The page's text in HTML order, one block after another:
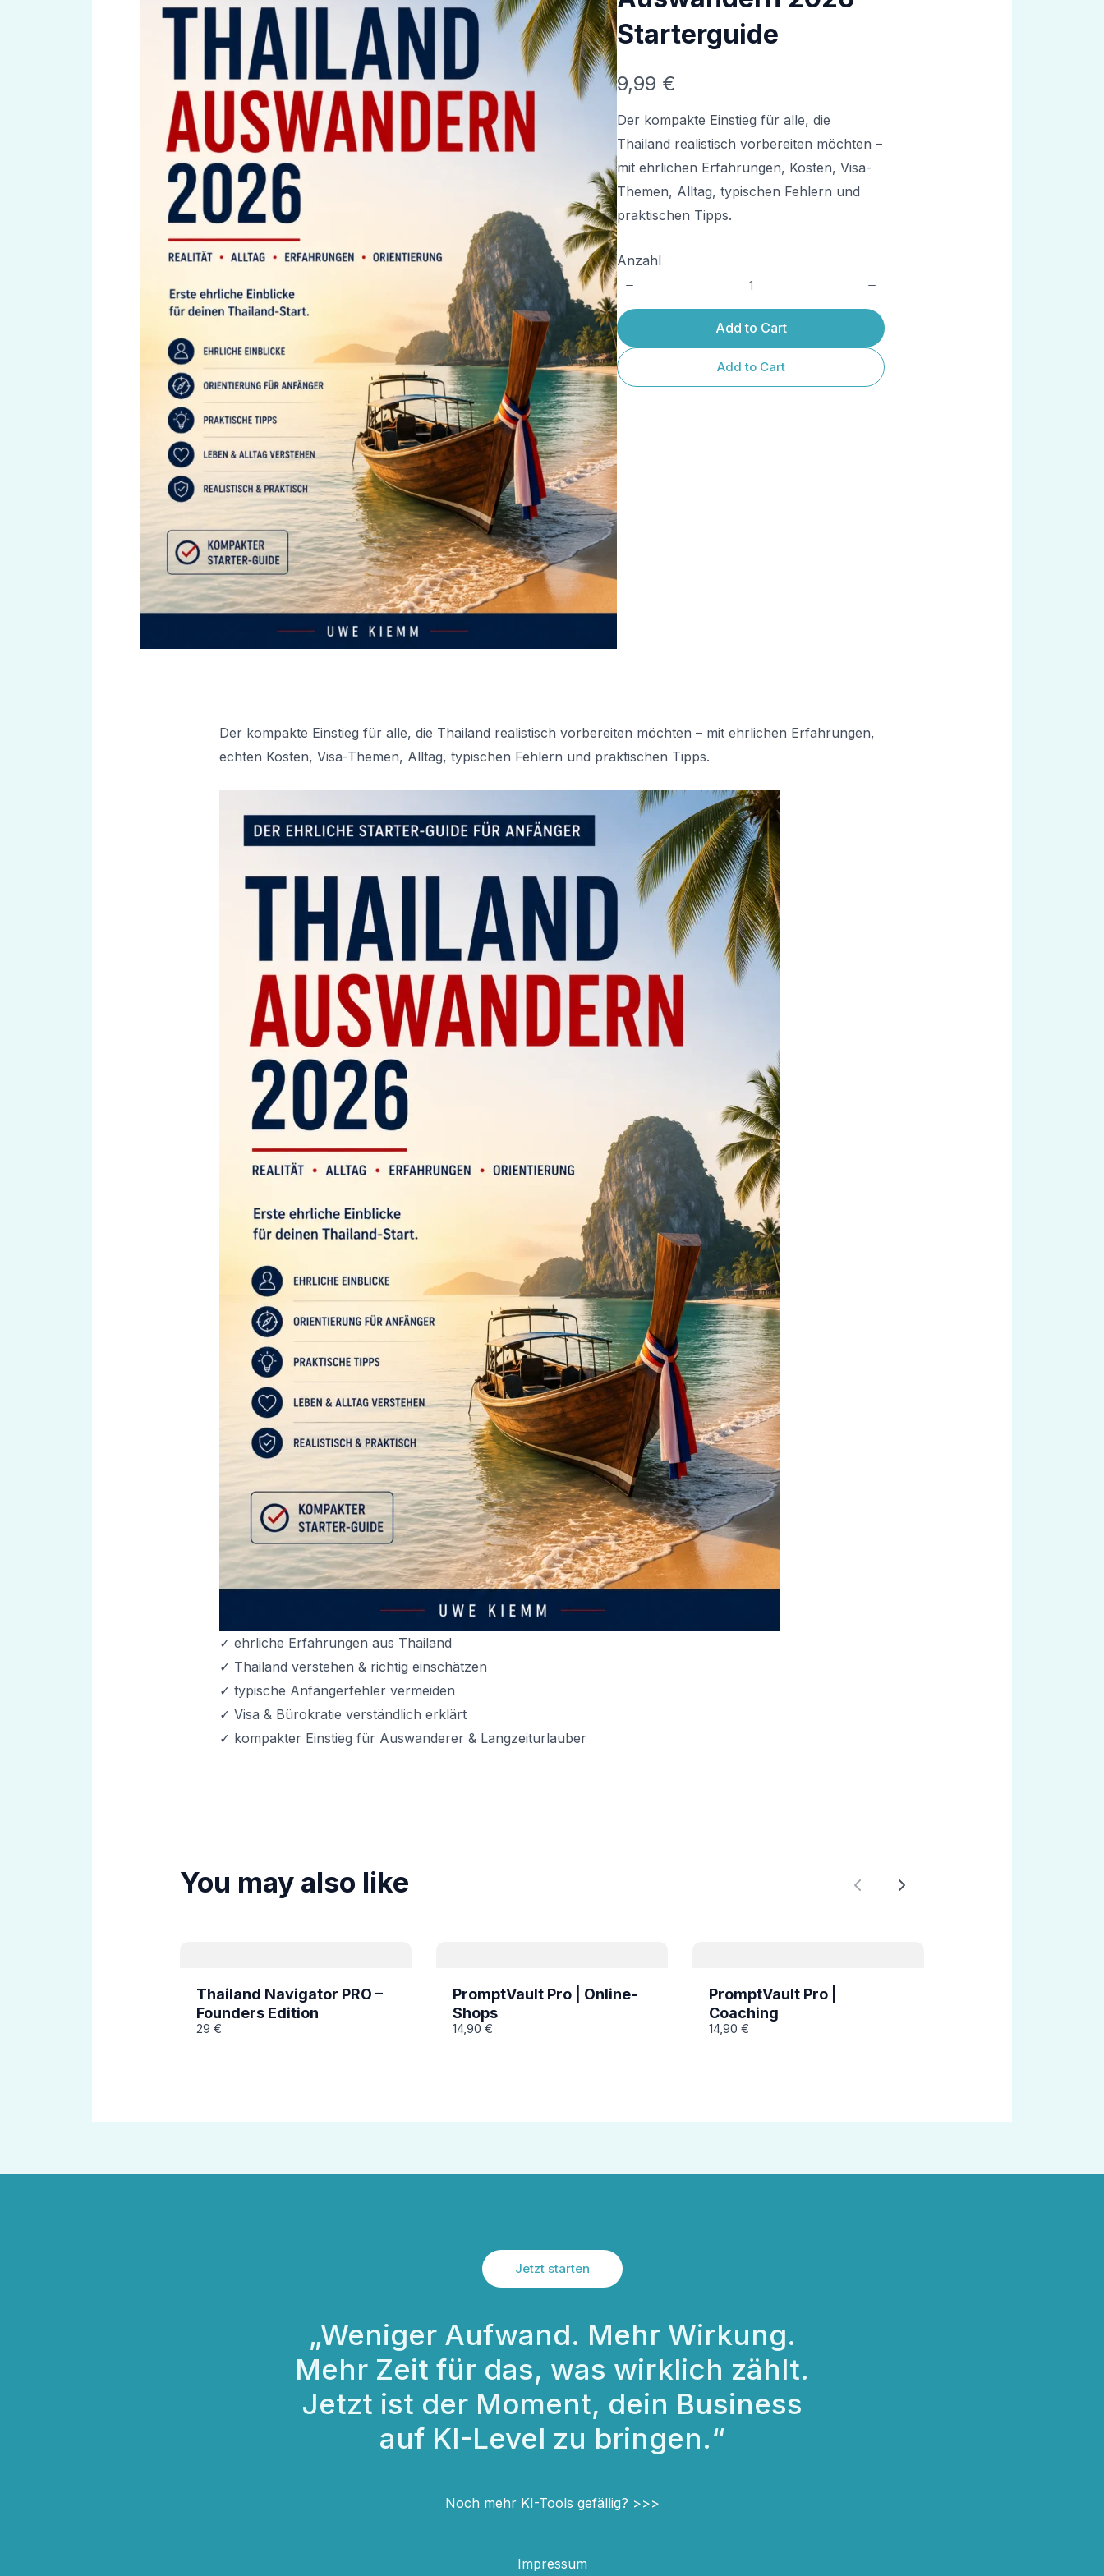
Starterguide
N
o
w
9,99 €
Der kompakte Einstieg für alle, die
Thailand realistisch vorbereiten möchten –
mit ehrlichen Erfahrungen, Kosten, Visa-
Themen, Alltag, typischen Fehlern und
praktischen Tipps.
Anzahl
Add to Cart
Add to Cart
Der kompakte Einstieg für alle, die Thailand realistisch vorbereiten möchten – mit ehrlichen Erfahrungen,
echten Kosten, Visa-Themen, Alltag, typischen Fehlern und praktischen Tipps.
✓ ehrliche Erfahrungen aus Thailand
✓ Thailand verstehen & richtig einschätzen
✓ typische Anfängerfehler vermeiden
✓ Visa & Bürokratie verständlich erklärt
✓ kompakter Einstieg für Auswanderer & Langzeiturlauber
You may also like
Thailand Navigator PRO –
Founders Edition
29 €
PromptVault Pro | Online-
Shops
14,90 €
PromptVault Pro |
Coaching
14,90 €
Jetzt starten
„Weniger Aufwand. Mehr Wirkung.
Mehr Zeit für das, was wirklich zählt.
Jetzt ist der Moment, dein Business
auf KI-Level zu bringen.“
Noch mehr KI-Tools gefällig? >>>
Impressum
Write a review
Your rating
Title
Your review
Submit Review
Thanks for your review!
We are processing it and it will appear on the store
soon.